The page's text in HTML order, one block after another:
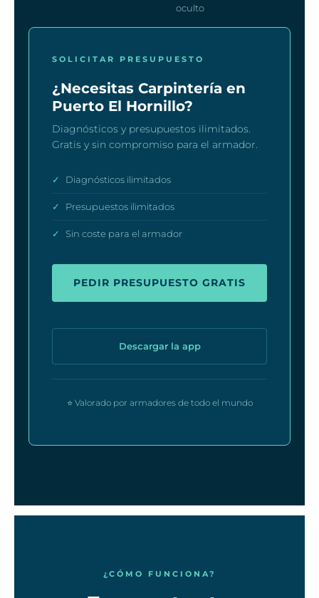
oculto
SOLICITAR PRESUPUESTO
¿Necesitas Carpintería en
Puerto El Hornillo?
Diagnósticos y presupuestos ilimitados.
Gratis y sin compromiso para el armador.
✓ Diagnósticos ilimitados
✓ Presupuestos ilimitados
✓ Sin coste para el armador
PEDIR PRESUPUESTO GRATIS
Descargar la app
⭐ Valorado por armadores de todo el mundo
¿CÓMO FUNCIONA?